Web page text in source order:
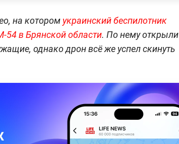
на котором украинский беспилотник
в Брянской области. По нему открыли
однако дрон всё же успел скинуть